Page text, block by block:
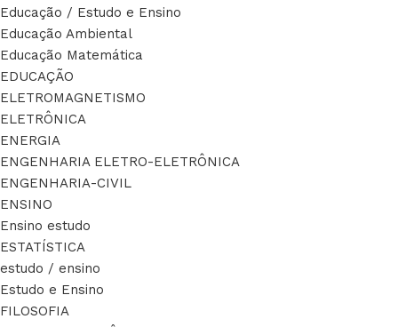
Educação / Estudo e Ensino
Educação Ambiental
Educação Matemática
EDUCAÇÃO
ELETROMAGNETISMO
ELETRÔNICA
ENERGIA
ENGENHARIA ELETRO-ELETRÔNICA
ENGENHARIA-CIVIL
ENSINO
Ensino estudo
ESTATÍSTICA
estudo / ensino
Estudo e Ensino
FILOSOFIA